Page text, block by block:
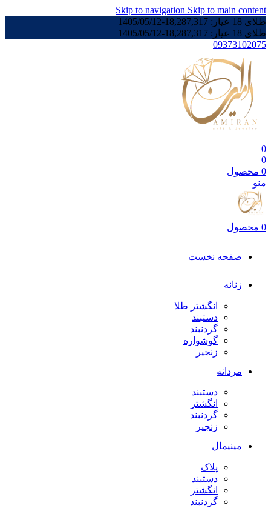
Skip to navigation Skip to main content
طلای 18 عیار:
18,287,317
-
1405/05/12
طلای 18 عیار:
18,287,317
-
1405/05/12
09373102075
0
0
0 محصول
منو
0 محصول
صفحه نخست
زنانه
انگشتر طلا
دستبند
گردنبند
گوشواره
زنجیر
مردانه
دستبند
انگشتر
گردنبند
زنجیر
مینیمال
پلاک
دستبند
انگشتر
گردنبند